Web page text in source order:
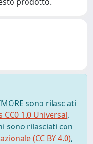
sono rilasciati
CC0 1.0 Universal,
sono rilasciati con
(CC BY 4.0),